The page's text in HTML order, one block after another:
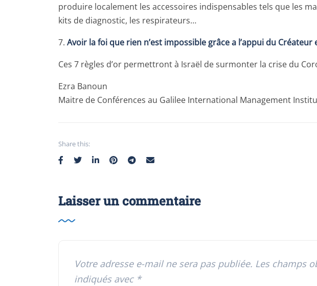
produire localement les accessoires indispensables tels que les
kits de diagnostic, les respirateurs…
7. Avoir la foi que rien n’est impossible grâce a l’appui du
Ces 7 règles d’or permettront à Israël de surmonter la crise du
Ezra Banoun
Maitre de Conférences au Galilee International Management
Share this:
Laisser un commentaire
Votre adresse e-mail ne sera pas publiée. Les champs
indiqués avec *